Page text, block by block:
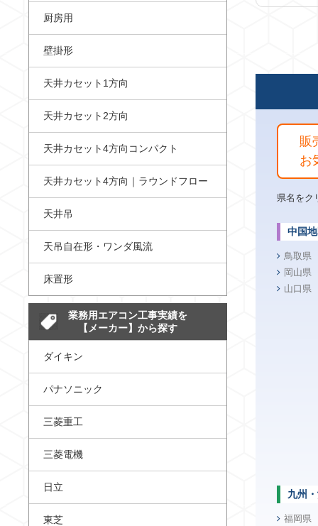
販
お
県名をク
中国
鳥取県
岡山県
山口県
九州
福岡県
厨房用
壁掛形
天井カセット1方向
天井カセット2方向
天井カセット4方向コンパクト
天井カセット4方向｜ラウンドフロー
天井吊
天吊自在形・ワンダ風流
床置形
業務用エアコン工事実績を
【メーカー】から探す
ダイキン
パナソニック
三菱重工
三菱電機
日立
東芝